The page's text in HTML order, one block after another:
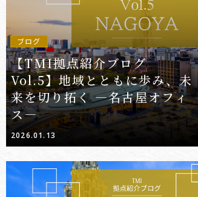
ブログ
【TMI拠点紹介ブログ
Vol.5】地域とともに歩み、未
来を切り拓く ―名古屋オフィ
ス―
2026.01.13